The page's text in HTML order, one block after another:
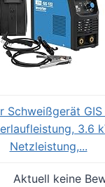
Schweißgerät
3.6
Netzleistung,...
Aktuell keine